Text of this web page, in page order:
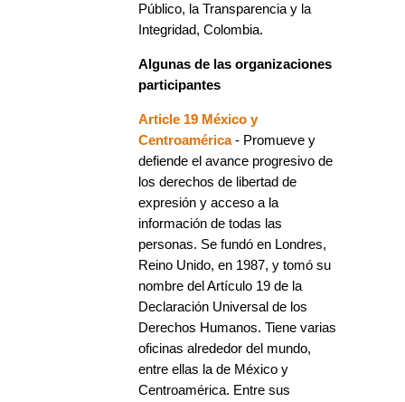
Público, la Transparencia y la
Integridad, Colombia.
Algunas de las organizaciones
participantes
Article 19 México y
Centroamérica- Promueve y
defiende el avance progresivo de
los derechos de libertad de
expresión y acceso a la
información de todas las
personas. Se fundó en Londres,
Reino Unido, en 1987, y tomó su
nombre del Artículo 19 de la
Declaración Universal de los
Derechos Humanos. Tiene varias
oficinas alrededor del mundo,
entre ellas la de México y
Centroamérica. Entre sus